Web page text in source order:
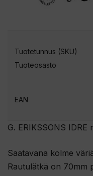
G. ERIKSSONS
Saatavana kolme
Rautulätkä on 70mm
Tuotetunnus (SKU)
Tuoteosasto
EAN